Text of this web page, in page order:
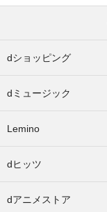
dショッピング
dミュージック
Lemino
dヒッツ
dアニメストア